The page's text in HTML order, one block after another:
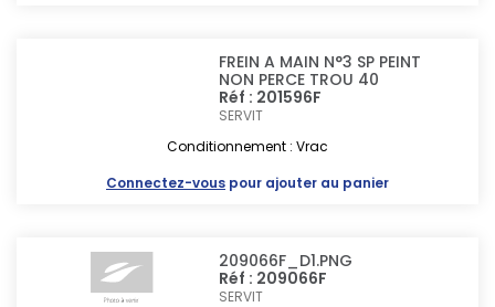
FREIN A MAIN N°3 SP PEINT
NON PERCE TROU 40
Réf : 201596F
SERVIT
Conditionnement : Vrac
Connectez-vous pour ajouter au panier
209066F_D1.PNG
Réf : 209066F
SERVIT